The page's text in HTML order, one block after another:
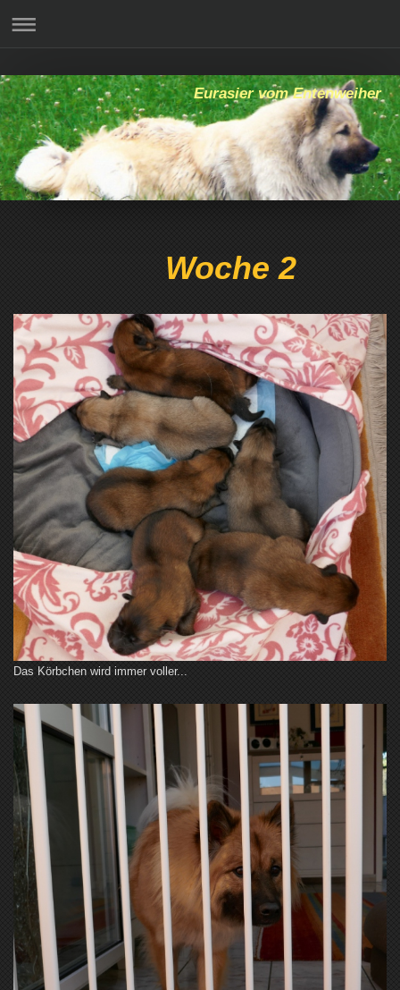
Eurasier vom Entenweiher
Woche 2
Das Körbchen wird immer voller...